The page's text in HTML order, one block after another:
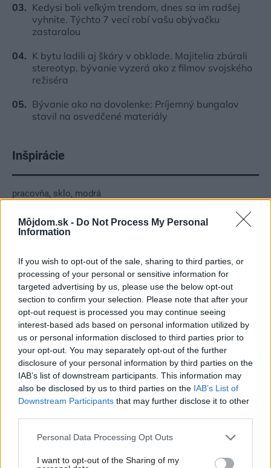
Môjdom.sk - Do Not Process My Personal
Information
If you wish to opt-out of the sale, sharing to third parties, or
processing of your personal or sensitive information for
targeted advertising by us, please use the below opt-out
section to confirm your selection. Please note that after your
opt-out request is processed you may continue seeing
interest-based ads based on personal information utilized by
us or personal information disclosed to third parties prior to
your opt-out. You may separately opt-out of the further
disclosure of your personal information by third parties on the
IAB’s list of downstream participants. This information may
also be disclosed by us to third parties on the IAB’s List of
Downstream Participants that may further disclose it to other
Please note that this website/app uses one or more Google
not limited to your visit or usage behaviour. You may click to
Personal Data Processing Opt Outs
I want to opt-out of the Sharing of my
Kedysi boli veľkým trendom, dnes sa im radšej
vyhnite. Týchto 7 vecí robí vašu obývačku
zastaralou
K bytu ladili aj škáry v obklade. Majitelia zbúrali
stereotyp, bývanie vyzerá ako z filmov svojského
režiséra
Bývanie ako na dovolenke: Príjemný bungalov
stavil na osvedčené materiály
Inšpirácie
pracovňa, sklo, modrá
Najnovšie príspevky
Re: Takto sa rieši málo úložného miesta. V tomto byte